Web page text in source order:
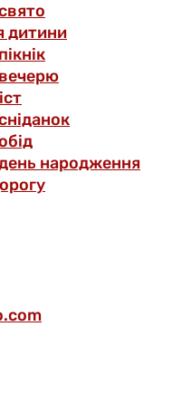
дитини
народження